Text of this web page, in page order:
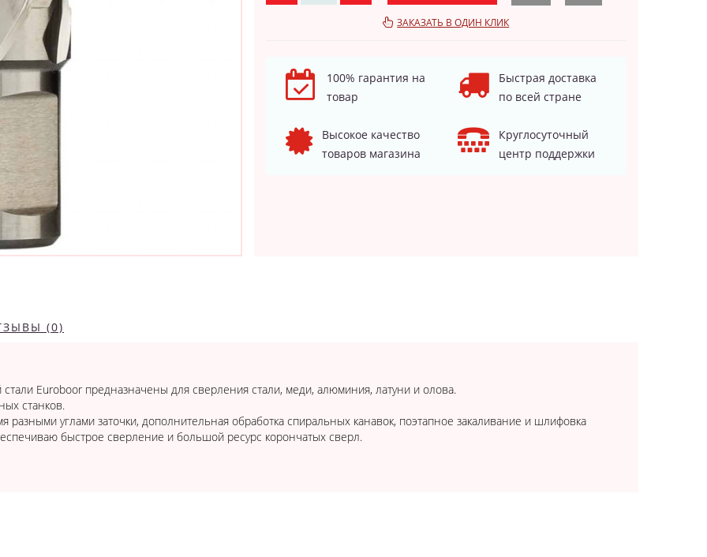
ЗАКАЗАТЬ В ОДИН КЛИК
100% гарантия на
товар
Быстрая доставка
по всей стране
Высокое качество
товаров магазина
Круглосуточный
центр поддержки
(0)
Euroboor предназначены для сверления стали, меди, алюминия, латуни и олова.
станков.
разными углами заточки, дополнительная обработка спиральных канавок, поэтапное закаливание и шлифовка
быстрое сверление и большой ресурс корончатых сверл.